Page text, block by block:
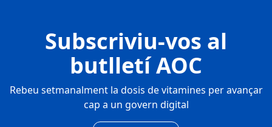
Subscriviu-vos al
butlletí AOC
Rebeu setmanalment la dosis de vitamines per avançar
cap a un govern digital